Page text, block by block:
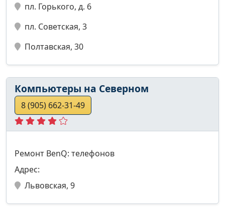
пл. Горького, д. 6
пл. Советская, 3
Полтавская, 30
Компьютеры на Северном
8 (905) 662-31-49
Ремонт BenQ: телефонов
Адрес:
Львовская, 9